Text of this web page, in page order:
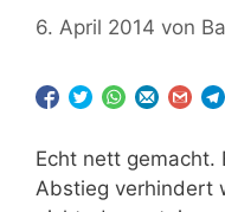
6. April 2014 von
Echt nett gemacht.
Abstieg verhindert